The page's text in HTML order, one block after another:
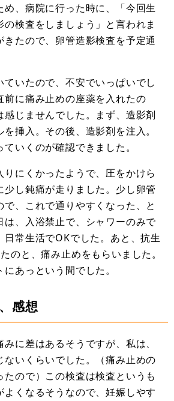
め、病院に行った時に、「今回生
検査をしましょう」と言われま
きたので、卵管造影検査を予定通
いたので、不安でいっぱいでし
前に痛み止めの座薬を入れたの
感じませんでした。まず、造影剤
挿入。その後、造影剤を注入。
いくのが確認できました。
りにくかったようで、圧をかけら
少し鈍痛が走りました。少し卵管
、これで通りやすくなった、と
は、入浴禁止で、シャワーのみで
日常生活でOKでした。あと、抗生
のと、痛み止めをもらいました。
あっという間でした。
感想
に差はあるそうですが、私は、
ないくらいでした。（痛み止めの
たので）この検査は検査というも
よくなるそうなので、妊娠しやす